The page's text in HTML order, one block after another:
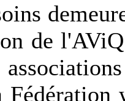
de